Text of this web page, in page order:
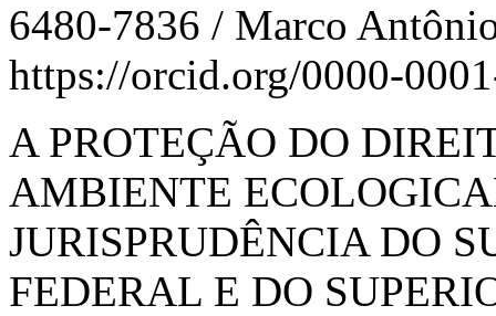
6480-7836 / Marco
https://orcid.org/0000-
A PROTEÇÃO DO
AMBIENTE
JURISPRUDÊNCIA DO
FEDERAL E DO